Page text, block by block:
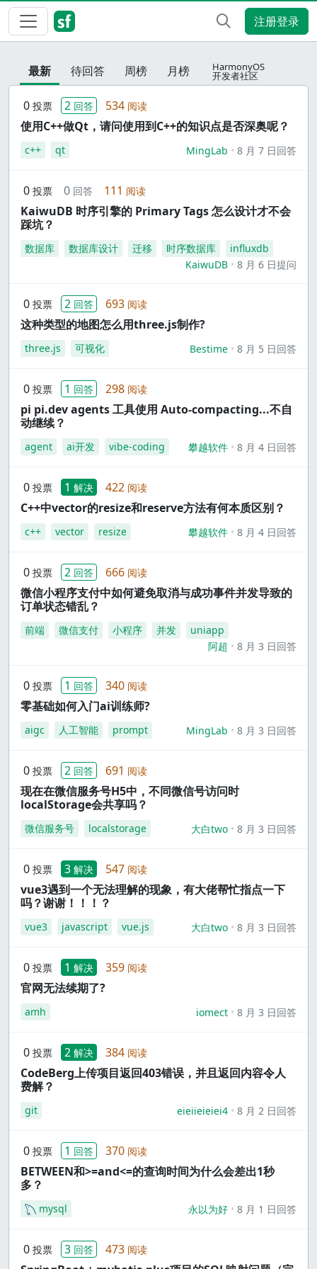
注册登录
最新 待回答 周榜 月榜 HarmonyOS
开发者社区
0 投票 2 回答 534 阅读
使用C++做Qt，请问使用到C++的知识点是否深奥呢？
c++ qt MingLab 8 月 7 日回答
0 投票 0 回答 111 阅读
KaiwuDB 时序引擎的 Primary Tags 怎么设计才不会
踩坑？
数据库 数据库设计 迁移 时序数据库
influxdb
KaiwuDB
8 月 6 日提问
0 投票 2 回答 693 阅读
这种类型的地图怎么用three.js制作?
three.js 可视化 Bestime 8 月 5 日回答
0 投票 1 回答 298 阅读
pi pi.dev agents 工具使用 Auto-compacting...不自
动继续？
agent ai开发 vibe-coding 攀越软件 8 月 4 日回答
0 投票 1 解决 422 阅读
C++中vector的resize和reserve方法有何本质区别？
c++ vector resize 攀越软件 8 月 4 日回答
0 投票 2 回答 666 阅读
微信小程序支付中如何避免取消与成功事件并发导致的
订单状态错乱？
前端 微信支付 小程序 并发
uniapp
阿超
8 月 3 日回答
0 投票 1 回答 340 阅读
零基础如何入门ai训练师?
aigc 人工智能 prompt MingLab 8 月 3 日回答
0 投票 2 回答 691 阅读
现在在微信服务号H5中，不同微信号访问时
localStorage会共享吗？
微信服务号 localstorage 大白two 8 月 3 日回答
0 投票 3 解决 547 阅读
vue3遇到一个无法理解的现象，有大佬帮忙指点一下
吗？谢谢！！！？
vue3 javascript vue.js 大白two 8 月 3 日回答
0 投票 1 解决 359 阅读
官网无法续期了?
amh iomect 8 月 3 日回答
0 投票 2 解决 384 阅读
CodeBerg上传项目返回403错误，并且返回内容令人
费解？
git eieiieieiei4 8 月 2 日回答
0 投票 1 回答 370 阅读
BETWEEN和>=and<=的查询时间为什么会差出1秒
多？
mysql 永以为好 8 月 1 日回答
0 投票 3 回答 473 阅读